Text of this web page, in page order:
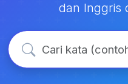
dan Inggris